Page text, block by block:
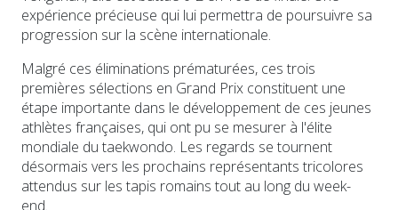
expérience précieuse qui lui permettra de poursuivre sa
progression sur la scène internationale.
Malgré ces éliminations prématurées, ces trois
premières sélections en Grand Prix constituent une
étape importante dans le développement de ces jeunes
athlètes françaises, qui ont pu se mesurer à l'élite
mondiale du taekwondo. Les regards se tournent
désormais vers les prochains représentants tricolores
attendus sur les tapis romains tout au long du week-
end.